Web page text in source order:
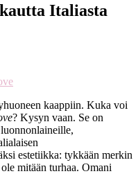
Italiasta
kaappiin. Kuka voi
? Kysyn vaan. Se on
estetiikka: tykkään merkin
mitään turhaa. Omani